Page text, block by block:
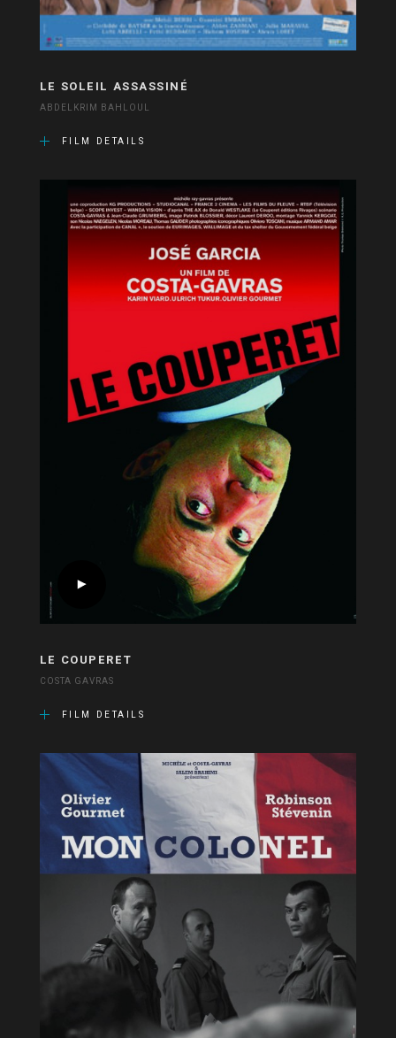
LE SOLEIL ASSASSINÉ
ABDELKRIM BAHLOUL
FILM DETAILS
LE COUPERET
COSTA GAVRAS
FILM DETAILS